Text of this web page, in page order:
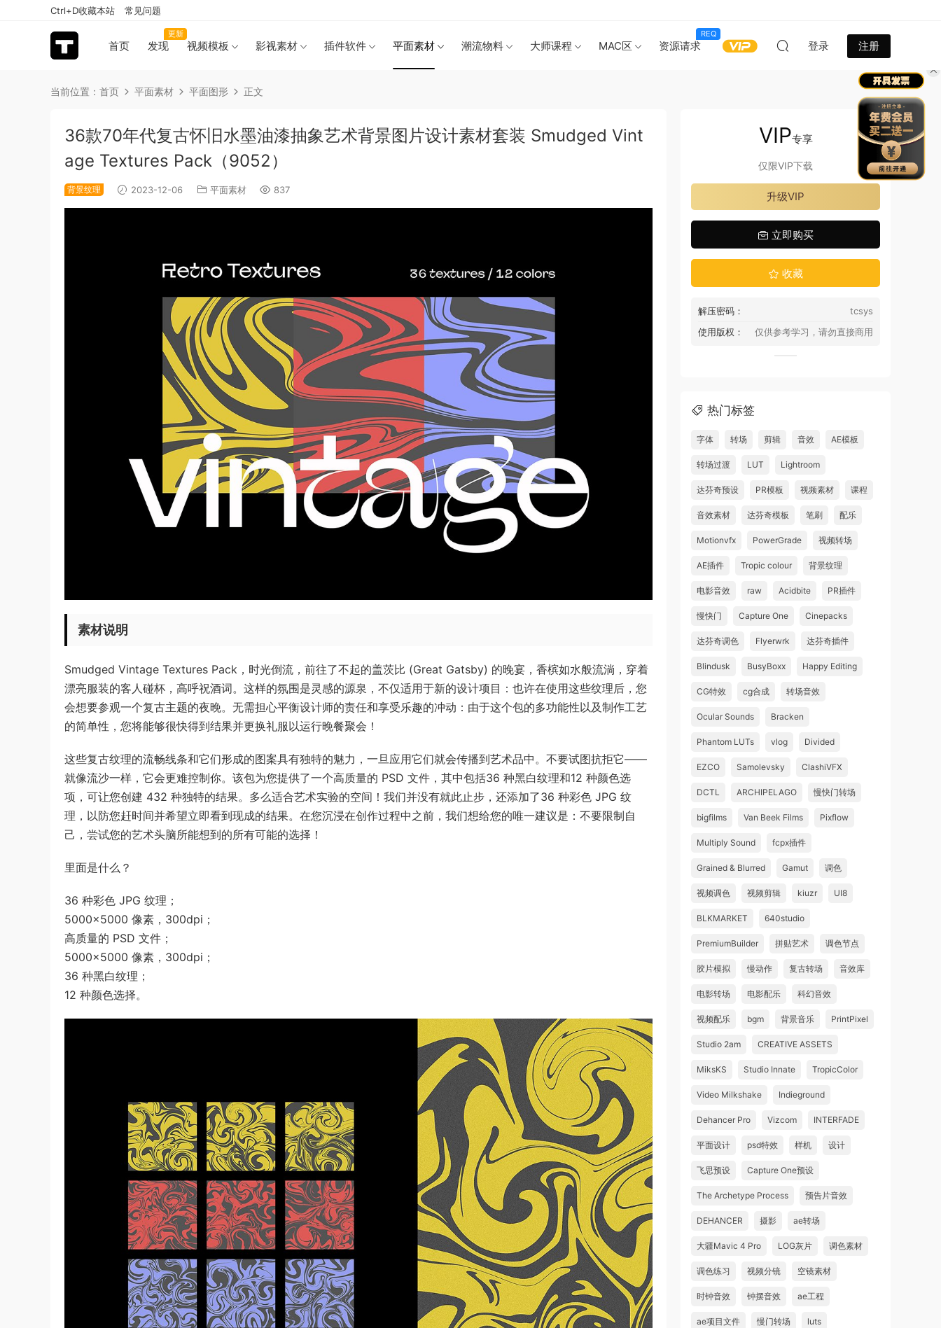
首页 发现
更新
视频模板 影视素材 插件软件 平面素材 潮流物料 大师课程 MAC区 资源请求
REQ
登录 注册
Ctrl+D收藏本站 常见问题
当前位置： 首页 平面素材 平面图形 正文
36款70年代复古怀旧水墨油漆抽象艺术背景图片设计素材套装 Smudged Vint
age Textures Pack（9052）
背景纹理 2023-12-06 平面素材 837
素材说明
Smudged Vintage Textures Pack，时光倒流，前往了不起的盖茨比 (Great Gatsby) 的晚宴，香槟如水般流淌，穿着
漂亮服装的客人碰杯，高呼祝酒词。这样的氛围是灵感的源泉，不仅适用于新的设计项目：也许在使用这些纹理后，您
会想要参观一个复古主题的夜晚。无需担心平衡设计师的责任和享受乐趣的冲动：由于这个包的多功能性以及制作工艺
的简单性，您将能够很快得到结果并更换礼服以运行晚餐聚会！
这些复古纹理的流畅线条和它们形成的图案具有独特的魅力，一旦应用它们就会传播到艺术品中。不要试图抗拒它——
就像流沙一样，它会更难控制你。该包为您提供了一个高质量的 PSD 文件，其中包括36 种黑白纹理和12 种颜色选
项，可让您创建 432 种独特的结果。多么适合艺术实验的空间！我们并没有就此止步，还添加了36 种彩色 JPG 纹
理，以防您赶时间并希望立即看到现成的结果。在您沉浸在创作过程中之前，我们想给您的唯一建议是：不要限制自
己，尝试您的艺术头脑所能想到的所有可能的选择！
里面是什么？
36 种彩色 JPG 纹理；
5000×5000 像素，300dpi；
高质量的 PSD 文件；
5000×5000 像素，300dpi；
36 种黑白纹理；
12 种颜色选择。
VIP专享
仅限VIP下载
升级VIP
立即购买
收藏
解压密码：
tcsys
使用版权：
仅供参考学习，请勿直接商用
热门标签
字体 转场 剪辑 音效 AE模板
转场过渡 LUT Lightroom
达芬奇预设 PR模板 视频素材 课程
音效素材 达芬奇模板 笔刷 配乐
Motionvfx PowerGrade 视频转场
AE插件 Tropic colour 背景纹理
电影音效 raw Acidbite PR插件
慢快门 Capture One Cinepacks
达芬奇调色 Flyerwrk 达芬奇插件
Blindusk BusyBoxx Happy Editing
CG特效 cg合成 转场音效
Ocular Sounds Bracken
Phantom LUTs vlog Divided
EZCO Samolevsky ClashiVFX
DCTL ARCHIPELAGO 慢快门转场
bigfilms Van Beek Films Pixflow
Multiply Sound fcpx插件
Grained & Blurred Gamut 调色
视频调色 视频剪辑 kiuzr UI8
BLKMARKET 640studio
PremiumBuilder 拼贴艺术 调色节点
胶片模拟 慢动作 复古转场 音效库
电影转场 电影配乐 科幻音效
视频配乐 bgm 背景音乐 PrintPixel
Studio 2am CREATIVE ASSETS
MiksKS Studio Innate TropicColor
Video Milkshake Indieground
Dehancer Pro Vizcom INTERFADE
平面设计 psd特效 样机 设计
飞思预设 Capture One预设
The Archetype Process 预告片音效
DEHANCER 摄影 ae转场
大疆Mavic 4 Pro LOG灰片 调色素材
调色练习 视频分镜 空镜素材
时钟音效 钟摆音效 ae工程
ae项目文件 慢门转场 luts